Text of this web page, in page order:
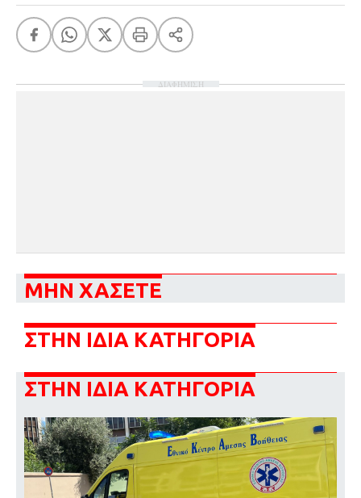
ΔΙΑΦΗΜΙΣΗ
ΜΗΝ ΧΑΣΕΤΕ
ΣΤΗΝ ΙΔΙΑ ΚΑΤΗΓΟΡΙΑ
ΣΤΗΝ ΙΔΙΑ ΚΑΤΗΓΟΡΙΑ